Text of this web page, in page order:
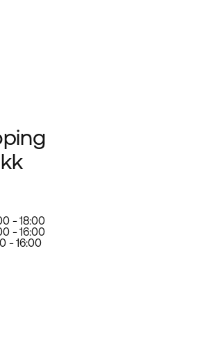
- 18:00
- 16:00
- 16:00